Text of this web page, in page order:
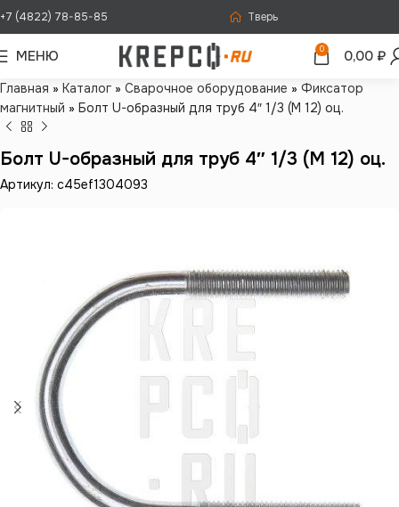
+7 (4822) 78-85-85 Тверь
МЕНЮ 0 0,00 ₽
Главная » Каталог » Сварочное оборудование » Фиксатор
магнитный » Болт U-образный для труб 4″ 1/3 (М 12) оц.
Болт U-образный для труб 4″ 1/3 (М 12) оц.
Артикул: c45ef1304093